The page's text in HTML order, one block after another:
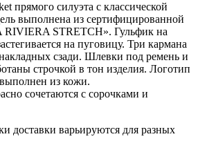
прямого силуэта с классической
выполнена из сертифицированной
RIVIERA STRETCH». Гульфик на
на пуговицу. Три кармана
сзади. Шлевки под ремень и
строчкой в тон изделия. Логотип
из кожи.
сочетаются с сорочками и
доставки варьируются для разных